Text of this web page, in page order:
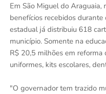
Em São Miguel do Araguaia,
benefícios recebidos
estadual já distribuiu 618
município. Somente na
R$ 20,5 milhões em reforma
uniformes, kits escolares,
"O governador tem trazido